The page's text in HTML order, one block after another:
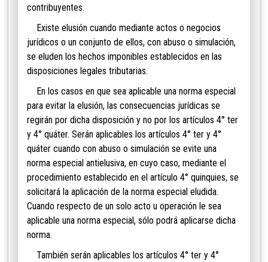
contribuyentes.
Existe elusión cuando mediante actos o negocios
jurídicos o un conjunto de ellos, con abuso o simulación,
se eluden los hechos imponibles establecidos en las
disposiciones legales tributarias.
En los casos en que sea aplicable una norma especial
para evitar la elusión, las consecuencias jurídicas se
regirán por dicha disposición y no por los artículos 4° ter
y 4° quáter. Serán aplicables los artículos 4° ter y 4°
quáter cuando con abuso o simulación se evite una
norma especial antielusiva, en cuyo caso, mediante el
procedimiento establecido en el artículo 4° quinquies, se
solicitará la aplicación de la norma especial eludida.
Cuando respecto de un solo acto u operación le sea
aplicable una norma especial, sólo podrá aplicarse dicha
norma.
También serán aplicables los artículos 4° ter y 4°